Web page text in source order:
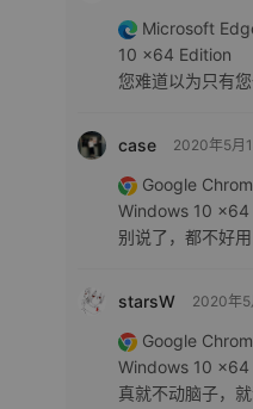
Microsoft
10 x64 Edition
您难道以为只有
case 2020年5月
Google
Windows 10 x64
别说了，都不好
starsW 2020年5
Google
Windows 10 x64
真就不动脑子，